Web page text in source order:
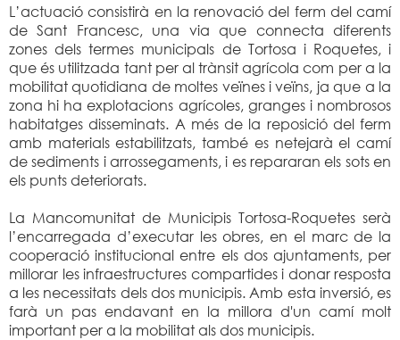
L’actuació consistirà en la renovació del ferm del camí
de Sant Francesc, una via que connecta diferents
zones dels termes municipals de Tortosa i Roquetes, i
que és utilitzada tant per al trànsit agrícola com per a la
mobilitat quotidiana de moltes veïnes i veïns, ja que a la
zona hi ha explotacions agrícoles, granges i nombrosos
habitatges disseminats. A més de la reposició del ferm
amb materials estabilitzats, també es netejarà el camí
de sediments i arrossegaments, i es repararan els sots en
els punts deteriorats.
La Mancomunitat de Municipis Tortosa-Roquetes serà
l’encarregada d’executar les obres, en el marc de la
cooperació institucional entre els dos ajuntaments, per
millorar les infraestructures compartides i donar resposta
a les necessitats dels dos municipis. Amb esta inversió, es
farà un pas endavant en la millora d'un camí molt
important per a la mobilitat als dos municipis.